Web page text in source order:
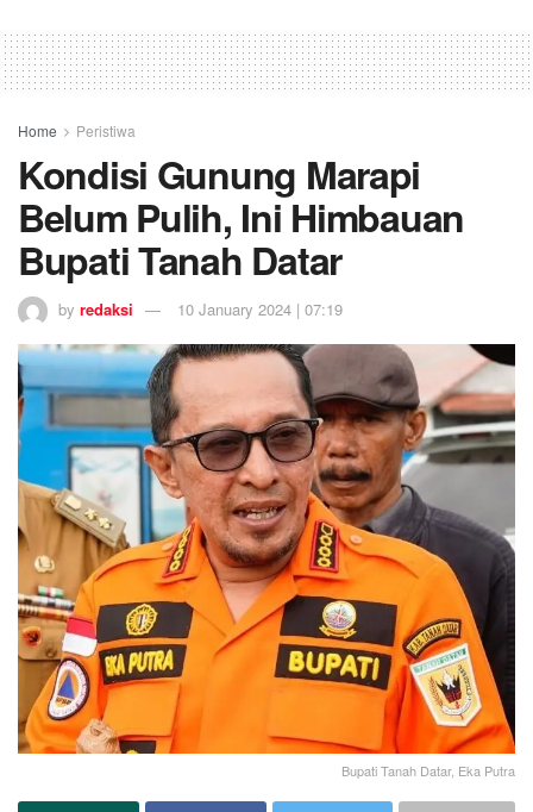
Home Peristiwa
Kondisi Gunung Marapi
Belum Pulih, Ini Himbauan
Bupati Tanah Datar
by redaksi 10 January 2024 | 07:19
Bupati Tanah Datar, Eka Putra